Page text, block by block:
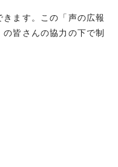
ます。この「声の広報
皆さんの協力の下で制